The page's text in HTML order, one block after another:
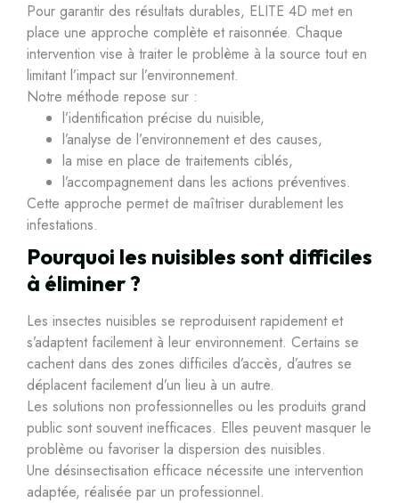
Pour garantir des résultats durables, ELITE 4D met en
place une approche complète et raisonnée. Chaque
intervention vise à traiter le problème à la source tout en
limitant l’impact sur l’environnement.
Notre méthode repose sur :
l’identification précise du nuisible,
l’analyse de l’environnement et des causes,
la mise en place de traitements ciblés,
l’accompagnement dans les actions préventives.
Cette approche permet de maîtriser durablement les
infestations.
Pourquoi les nuisibles sont difficiles
à éliminer ?
Les insectes nuisibles se reproduisent rapidement et
s’adaptent facilement à leur environnement. Certains se
cachent dans des zones difficiles d’accès, d’autres se
déplacent facilement d’un lieu à un autre.
Les solutions non professionnelles ou les produits grand
public sont souvent inefficaces. Elles peuvent masquer le
problème ou favoriser la dispersion des nuisibles.
Une désinsectisation efficace nécessite une intervention
adaptée, réalisée par un professionnel.